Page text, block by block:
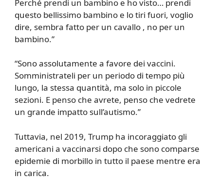
Perché prendi un bambino e ho visto… prendi
questo bellissimo bambino e lo tiri fuori, voglio
dire, sembra fatto per un cavallo , no per un
bambino.”
“Sono assolutamente a favore dei vaccini.
Somministrateli per un periodo di tempo più
lungo, la stessa quantità, ma solo in piccole
sezioni. E penso che avrete, penso che vedrete
un grande impatto sull’autismo.”
Tuttavia, nel 2019, Trump ha incoraggiato gli
americani a vaccinarsi dopo che sono comparse
epidemie di morbillo in tutto il paese mentre era
in carica.